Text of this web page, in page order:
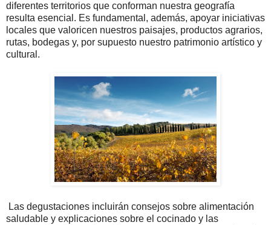
diferentes territorios que conforman nuestra geografía
resulta esencial. Es fundamental, además, apoyar iniciativas
locales que valoricen nuestros paisajes, productos agrarios,
rutas, bodegas y, por supuesto nuestro patrimonio artístico y
cultural.
Las degustaciones incluirán consejos sobre alimentación
saludable y explicaciones sobre el cocinado y las